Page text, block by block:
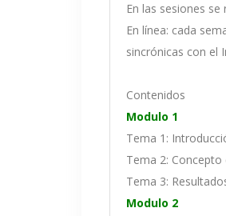
En las sesiones
En línea: cada
sincrónicas con el
Contenidos
Modulo 1
Tema 1:
Tema 2:
Tema 3:
Modulo 2